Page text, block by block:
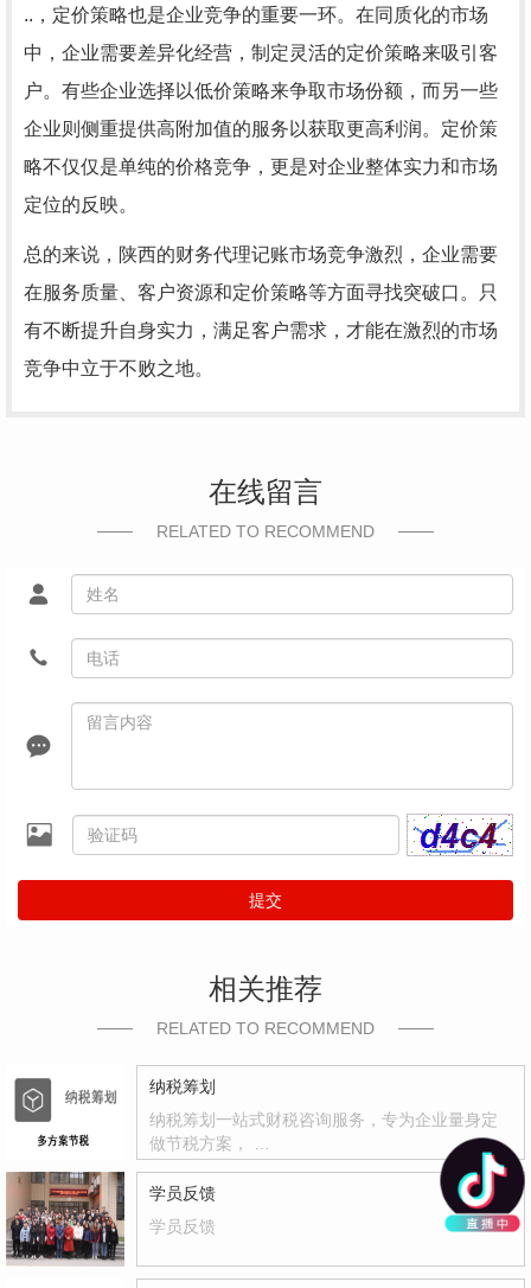
..，定价策略也是企业竞争的重要一环。在同质化的市场
中，企业需要差异化经营，制定灵活的定价策略来吸引客
户。有些企业选择以低价策略来争取市场份额，而另一些
企业则侧重提供高附加值的服务以获取更高利润。定价策
略不仅仅是单纯的价格竞争，更是对企业整体实力和市场
定位的反映。
总的来说，陕西的财务代理记账市场竞争激烈，企业需要
在服务质量、客户资源和定价策略等方面寻找突破口。只
有不断提升自身实力，满足客户需求，才能在激烈的市场
竞争中立于不败之地。
在线留言
RELATED TO RECOMMEND
提交
相关推荐
RELATED TO RECOMMEND
纳税筹划
纳税筹划一站式财税咨询服务，专为企业量身定
做节税方案， …
学员反馈
学员反馈